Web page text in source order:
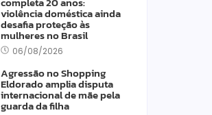
violência doméstica ainda
desafia proteção às
mulheres no Brasil
06/08/2026
Agressão no Shopping
Eldorado amplia disputa
internacional de mãe pela
guarda da filha